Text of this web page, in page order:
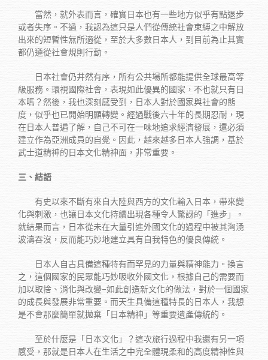
當然，就外表而言，確實日本也有一些地方似乎有點退步
或者失序。不過，我認為這只是人們從傳統社會束縛之中解放
出來的短暫性無所適從，至於大多數日本人，到目前為止其實
都仍遵從社會規則行動。
日本社會仍井然有序，所有公共場所都能提供全球最高等
級服務。環視國際社會，表現如此優異的國家，不也就只有日
本嗎？然後，我也深刻感受到，日本人對於國家與社會的態
度，似乎也已開始明顯轉變。經過戰後六十年的長期忍耐，現
在日本人普遍了解，自己不可在一味地追求經濟發展，還必須
建立作為亞洲成員的自覺。因此，越來越多日本人強調，基於
武士道精神的日本文化精神面，非常重要。
三、結語
有史以來不斷有來自大陸與西方的文化輸入日本，帶來變
化與刺激，也讓日本文化持續出現各種令人驚訝的「進步」。
就結果而言，日本從未在大量引進外國文化的過程中被其洶湧
波濤吞沒，反而能巧妙地建立具有自我特色的優良傳統。
日本人自古具備這種特有而罕見的力量與精神能力。換言
之，這個國家的民眾能巧妙吸收外國文化，根據自己的需要而
加以取捨、消化與改變–如此創造新文化的做法，對於一個國家
的成長與發展非常重要。而天生具備這種特長的日本人，我想
是不會那麼簡單就拋棄「日本精神」等重要遺產傳統的。
至於什麼是「日本文化」？這次旅行過程中我還有另一項
感受，那就是日本人在生活之中完全體現柔和的高度精神性與